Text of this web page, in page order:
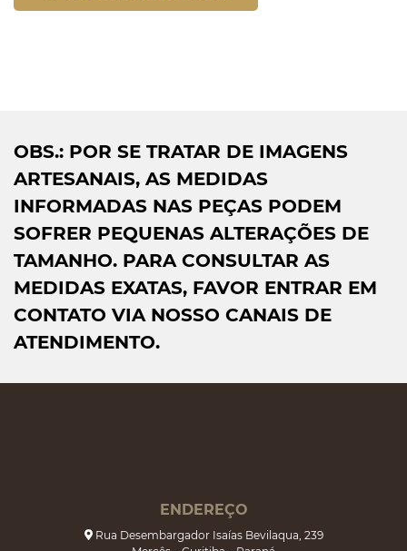
OBS.: POR SE TRATAR DE IMAGENS
ARTESANAIS, AS MEDIDAS
INFORMADAS NAS PEÇAS PODEM
SOFRER PEQUENAS ALTERAÇÕES DE
TAMANHO. PARA CONSULTAR AS
MEDIDAS EXATAS, FAVOR ENTRAR EM
CONTATO VIA NOSSO CANAIS DE
ATENDIMENTO.
ENDEREÇO
Rua Desembargador Isaías Bevilaqua, 239